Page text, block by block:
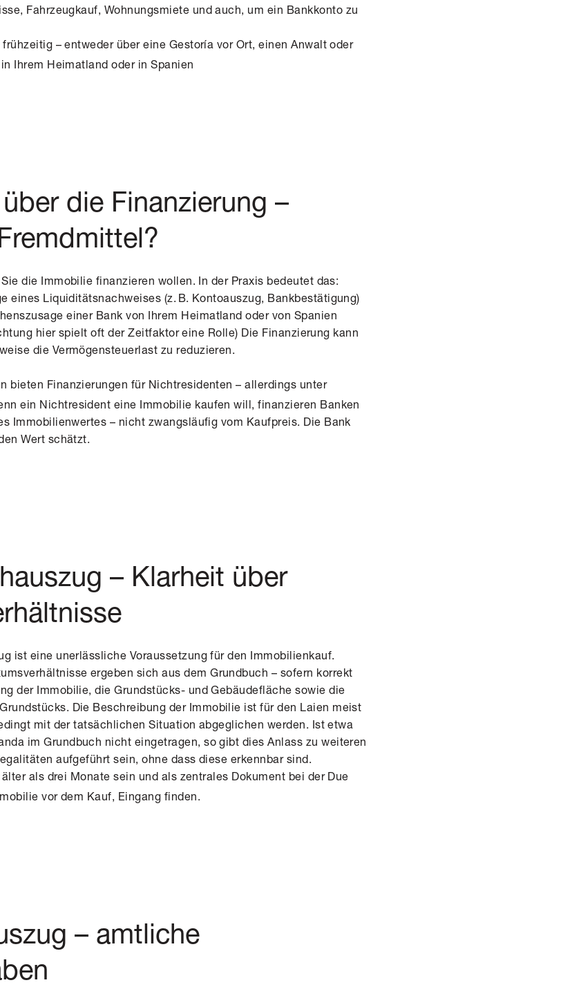
Fahrzeugkauf, Wohnungsmiete und auch, um ein Bankkonto zu
– entweder über eine Gestoría vor Ort, einen Anwalt oder
Ihrem Heimatland oder in Spanien
die Finanzierung –
die Immobilie finanzieren wollen. In der Praxis bedeutet das:
eines Liquiditätsnachweises (z. B. Kontoauszug, Bankbestätigung)
einer Bank von Ihrem Heimatland oder von Spanien
hier spielt oft der Zeitfaktor eine Rolle) Die Finanzierung kann
die Vermögensteuerlast zu reduzieren.
bieten Finanzierungen für Nichtresidenten – allerdings unter
ein Nichtresident eine Immobilie kaufen will, finanzieren Banken
Immobilienwertes – nicht zwangsläufig vom Kaufpreis. Die Bank
Wert schätzt.
– Klarheit über
ist eine unerlässliche Voraussetzung für den Immobilienkauf.
ergeben sich aus dem Grundbuch – sofern korrekt
der Immobilie, die Grundstücks- und Gebäudefläche sowie die
Die Beschreibung der Immobilie ist für den Laien meist
mit der tatsächlichen Situation abgeglichen werden. Ist etwa
im Grundbuch nicht eingetragen, so gibt dies Anlass zu weiteren
aufgeführt sein, ohne dass diese erkennbar sind.
als drei Monate sein und als zentrales Dokument bei der Due
vor dem Kauf, Eingang finden.
– amtliche